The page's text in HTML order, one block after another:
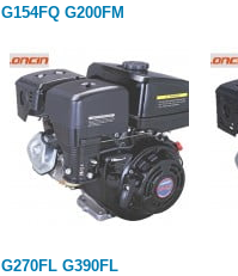
G154FQ G200FM
G270FL G390FL